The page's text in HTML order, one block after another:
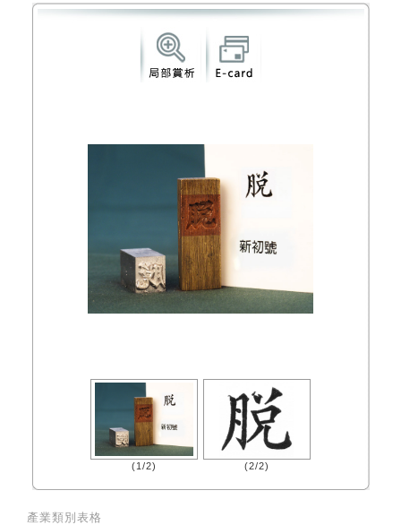
(1/2) (2/2)
產業類別表格